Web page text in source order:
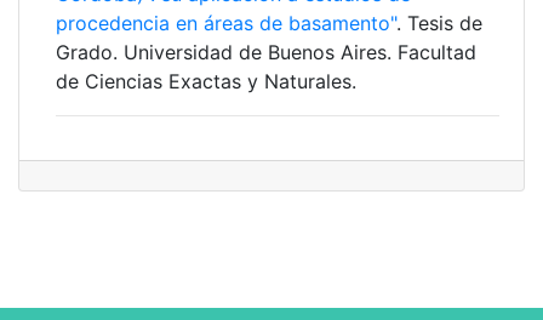
procedencia en áreas de basamento". Tesis de
Grado. Universidad de Buenos Aires. Facultad
de Ciencias Exactas y Naturales.